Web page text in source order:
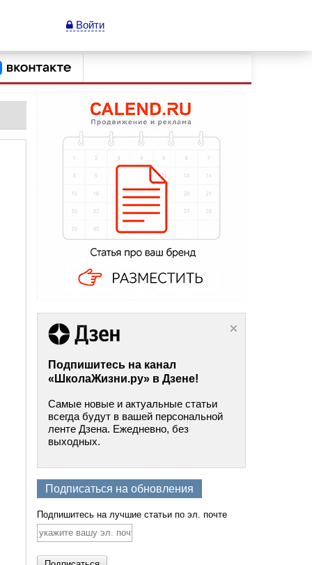
Войти
Подпишитесь на канал
«ШколаЖизни.ру» в Дзене!
Самые новые и актуальные статьи
всегда будут в вашей персональной
ленте Дзена. Ежедневно, без
выходных.
Подписаться на обновления
Подпишитесь на лучшие статьи по эл. почте